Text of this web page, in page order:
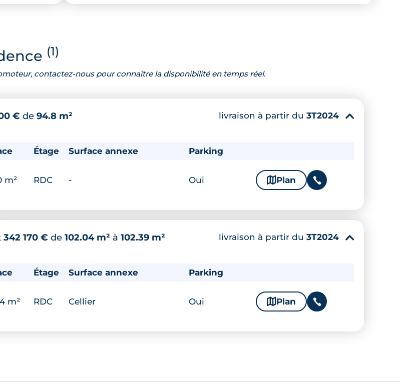
(1)
contactez-nous pour connaître la disponibilité en temps réel.
€ de 94.8 m² livraison à partir du 3T2024 ▾
Étage Surface annexe Parking
m² RDC - Oui 🗞 Plan 📞
342 170 € de 102.04 m² à 102.39 m² livraison à partir du 3T2024 ▾
Étage Surface annexe Parking
m² RDC Cellier Oui 🗞 Plan 📞